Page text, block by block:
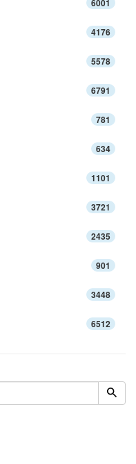
6001
4176
5578
6791
781
634
1101
3721
2435
901
3448
6512